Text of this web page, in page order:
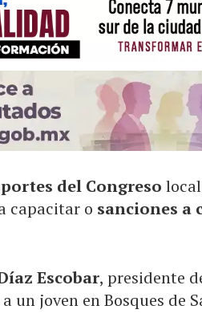
del Congreso
capacitar o sanciones a
Escobar, presidente
un joven en Bosques de